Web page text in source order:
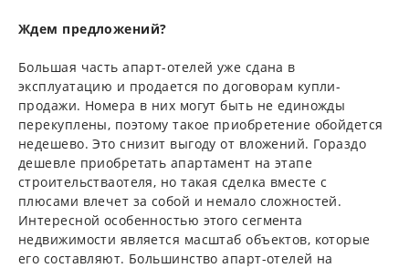
Ждем предложений?
Большая часть апарт-отелей уже сдана в
эксплуатацию и продается по договорам купли-
продажи. Номера в них могут быть не единожды
перекуплены, поэтому такое приобретение обойдется
недешево. Это снизит выгоду от вложений. Гораздо
дешевле приобретать апартамент на этапе
строительстваотеля, но такая сделка вместе с
плюсами влечет за собой и немало сложностей.
Интересной особенностью этого сегмента
недвижимости является масштаб объектов, которые
его составляют. Большинство апарт-отелей на